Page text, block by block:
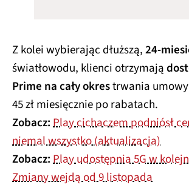
Z kolei wybierając dłuższą,24-
światłowodu, klienci otrzymają
Prime na cały okrestrwania
45 zł miesięcznie po rabatach.
Zobacz:Play cichaczem podniósł
niemal wszystko (aktualizacja)
Zobacz:Play udostępnia 5G w
Zmiany wejdą od 9 listopada